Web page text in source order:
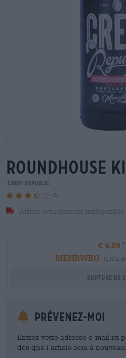
roundhouse
Crew Republic
(2)
Article actuellement indisponible
€ 4,09
MEHRWEG
0,33 L
Rupture de
Prévenez-moi
Entrez votre adresse e-mail ici
dès que l’article sera à